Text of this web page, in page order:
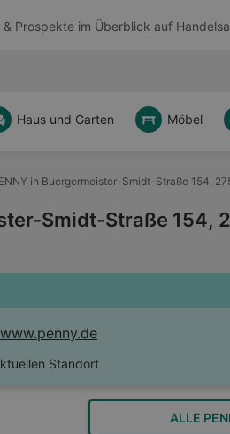
& Prospekte im Überblick auf
Haus und Garten Möbel
in Buergermeister-Smidt-Straße 154,
Smidt-Straße 154,
www.penny.de
Standort
ALLE